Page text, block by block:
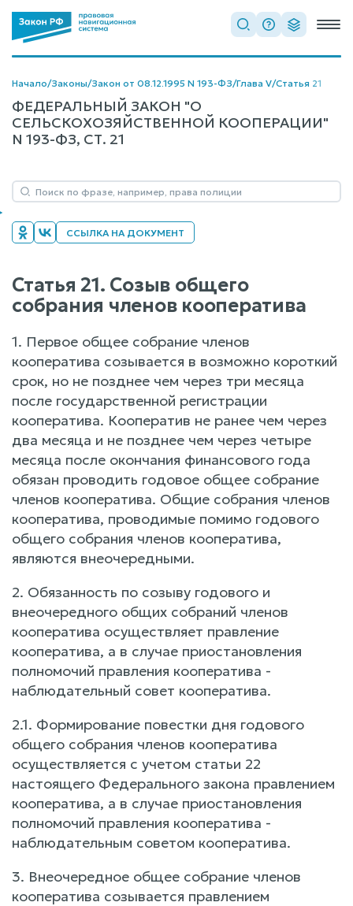
Начало/Законы/Закон от 08.12.1995 N 193-ФЗ/Глава V/Статья 21
ФЕДЕРАЛЬНЫЙ ЗАКОН "О
СЕЛЬСКОХОЗЯЙСТВЕННОЙ КООПЕРАЦИИ"
N 193-ФЗ, СТ. 21
ССЫЛКА НА ДОКУМЕНТ
Статья 21. Созыв общего
собрания членов кооператива
1. Первое общее собрание членов
кооператива созывается в возможно короткий
срок, но не позднее чем через три месяца
после государственной регистрации
кооператива. Кооператив не ранее чем через
два месяца и не позднее чем через четыре
месяца после окончания финансового года
обязан проводить годовое общее собрание
членов кооператива. Общие собрания членов
кооператива, проводимые помимо годового
общего собрания членов кооператива,
являются внеочередными.
2. Обязанность по созыву годового и
внеочередного общих собраний членов
кооператива осуществляет правление
кооператива, а в случае приостановления
полномочий правления кооператива -
наблюдательный совет кооператива.
2.1. Формирование повестки дня годового
общего собрания членов кооператива
осуществляется с учетом статьи 22
настоящего Федерального закона правлением
кооператива, а в случае приостановления
полномочий правления кооператива -
наблюдательным советом кооператива.
3. Внеочередное общее собрание членов
кооператива созывается правлением